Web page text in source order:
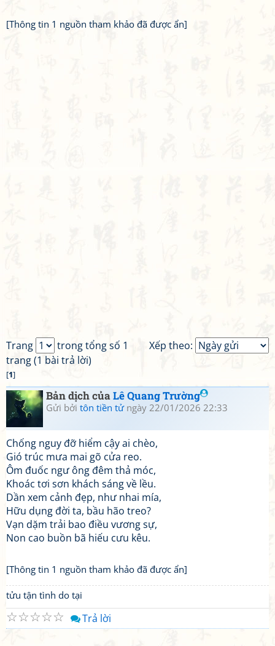
[Thông tin 1 nguồn tham khảo đã được ẩn]
Xếp theo:
Trang
trong tổng số 1
trang (1 bài trả lời)
[1]
Bản dịch củaLê Quang Trường
Gửi bởi tôn tiền tửngày 22/01/2026 22:33
Chống nguy đỡ hiểm cậy ai chèo,
Gió trúc mưa mai gõ cửa reo.
Ôm đuốc ngư ông đêm thả móc,
Khoác tơi sơn khách sáng về lều.
Dần xem cảnh đẹp, như nhai mía,
Hữu dụng đời ta, bầu hão treo?
Vạn dặm trải bao điều vương sự,
Non cao buồn bã hiếu cưu kêu.
[Thông tin 1 nguồn tham khảo đã được ẩn]
tửu tận tình do tại
☆
☆
☆
☆
☆ Trả lời